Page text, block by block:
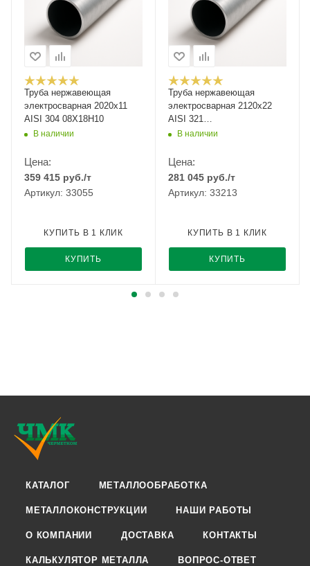
Труба нержавеющая
электросварная 2020х11
AISI 304 08Х18Н10
В наличии
Цена:
359 415 руб./т
Артикул: 33055
КУПИТЬ
КУПИТЬ В 1 КЛИК
Труба нержавеющая
электросварная 2120х22
AISI 321
12Х18Н10Т/08Х18Н10Т
В наличии
Цена:
281 045 руб./т
Артикул: 33213
КУПИТЬ
КУПИТЬ В 1 КЛИК
КАТАЛОГ МЕТАЛЛООБРАБОТКА
МЕТАЛЛОКОНСТРУКЦИИ НАШИ РАБОТЫ
О КОМПАНИИ ДОСТАВКА КОНТАКТЫ
КАЛЬКУЛЯТОР МЕТАЛЛА ВОПРОС-ОТВЕТ